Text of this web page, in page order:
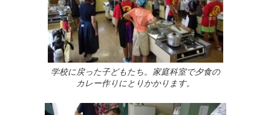
学校に戻った子どもたち。家庭科室で夕食の
カレー作りにとりかかります。